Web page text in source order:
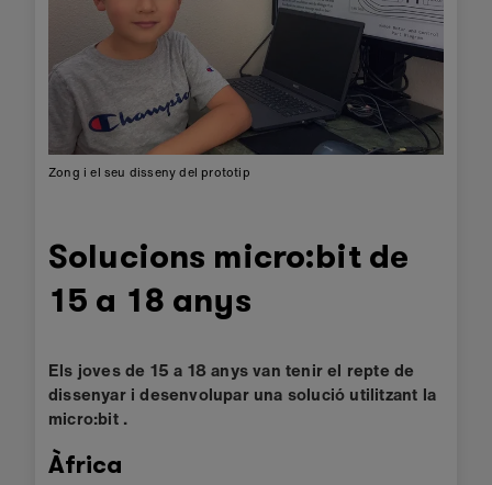
Zong i el seu disseny del prototip
Solucions micro:bit de
15 a 18 anys
Els joves de 15 a 18 anys van tenir el repte de
dissenyar i desenvolupar una solució utilitzant la
micro:bit .
Àfrica